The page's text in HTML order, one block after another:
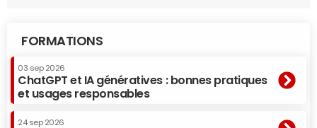
FORMATIONS
03 sep 2026
ChatGPT et IA génératives : bonnes pratiques
et usages responsables
24 sep 2026